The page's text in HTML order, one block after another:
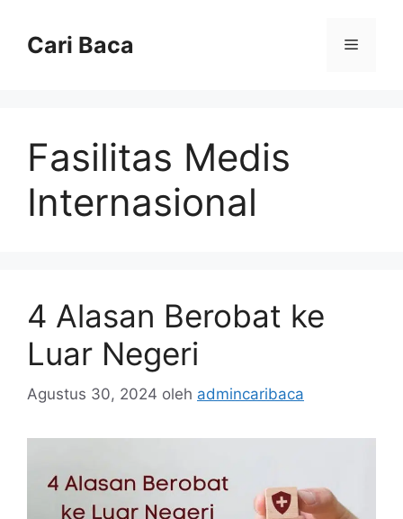
Cari Baca Menu
Fasilitas Medis
Internasional
4 Alasan Berobat ke
Luar Negeri
Agustus 30, 2024 oleh admincaribaca